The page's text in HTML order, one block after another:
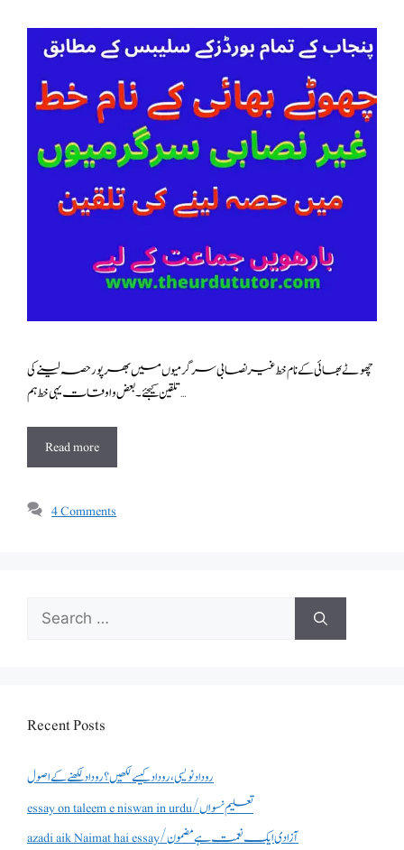
چھوٹے بھائی کے نام خط غیر نصابی سرگرمیوں میں بھرپور حصہ لینے کی
تلقین کیجئے۔بعض و اوقات یہی خط ہم …
Read more
4 Comments
Search
for:
Recent Posts
روداد نویسی ،روداد کیسے لکھیں؟ روداد لکھنے کے اصول
essay on taleem e niswan in urdu/تعلیم نسواں
azadi aik Naimat hai essay/آزادی ایک نعمت ہے مضمون